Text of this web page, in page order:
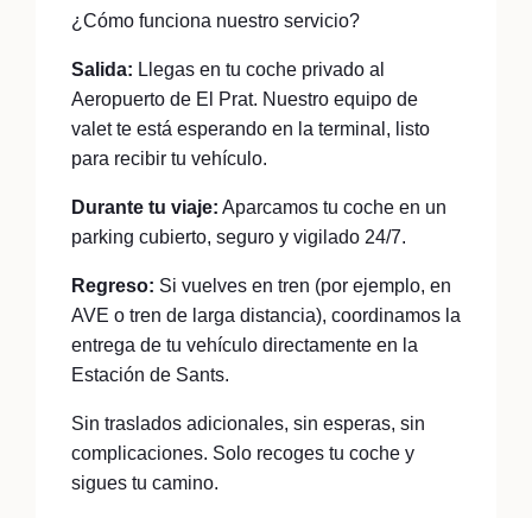
¿Cómo funciona nuestro servicio?
Salida: Llegas en tu coche privado al
Aeropuerto de El Prat. Nuestro equipo de
valet te está esperando en la terminal, listo
para recibir tu vehículo.
Durante tu viaje: Aparcamos tu coche en un
parking cubierto, seguro y vigilado 24/7.
Regreso: Si vuelves en tren (por ejemplo, en
AVE o tren de larga distancia), coordinamos la
entrega de tu vehículo directamente en la
Estación de Sants.
Sin traslados adicionales, sin esperas, sin
complicaciones. Solo recoges tu coche y
sigues tu camino.